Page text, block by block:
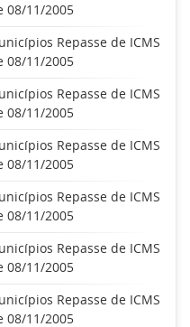
08/11/2005
Repasse de ICMS
08/11/2005
Repasse de ICMS
08/11/2005
Repasse de ICMS
08/11/2005
Repasse de ICMS
08/11/2005
Repasse de ICMS
08/11/2005
Repasse de ICMS
08/11/2005